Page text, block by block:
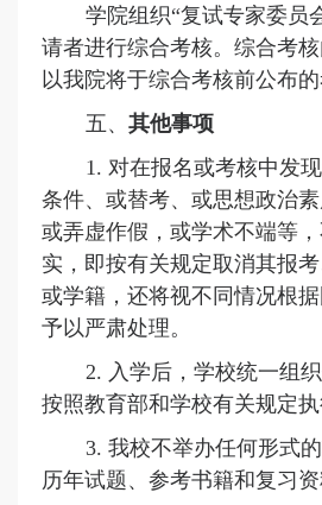
学院组织“复试专家委员
请者进行综合考核。综合考
以我院将于综合考核前公布的
五、其他事项
1.对在报名或考核中发
条件、或替考、或思想政治素
或弄虚作假，或学术不端等，
实，即按有关规定取消其报
或学籍，还将视不同情况根
予以严肃处理。
2. 入学后，学校统一组
按照教育部和学校有关规定执
3. 我校不举办任何形式
历年试题、参考书籍和复习资